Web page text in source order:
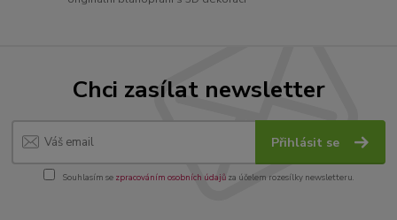
Chci zasílat newsletter
Přihlásit se
Souhlasím se zpracováním osobních údajůza účelem rozesílky newsletteru.